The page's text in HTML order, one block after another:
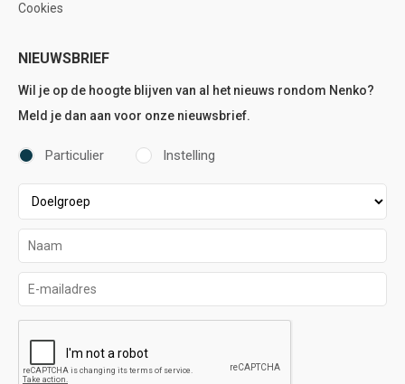
Cookies
NIEUWSBRIEF
Wil je op de hoogte blijven van al het nieuws rondom Nenko?
Meld je dan aan voor onze nieuwsbrief.
Particulier Instelling